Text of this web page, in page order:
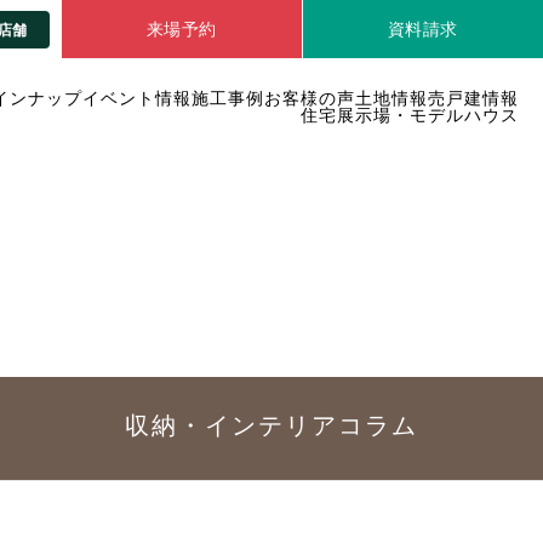
ンナップイベント情報施工事例 お客様の声土地情報売戸建情報
住宅展示場・モデルハウス
舗 来場予約 資料請求
収納・インテリア コラム